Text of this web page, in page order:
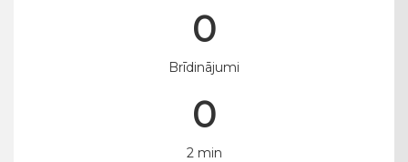
0
Brīdinājumi
0
2 min